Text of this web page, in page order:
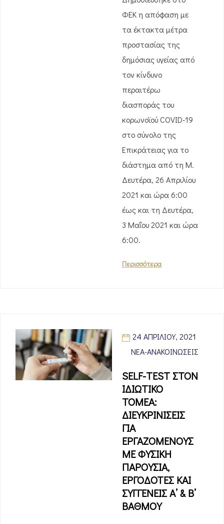
ΦΕΚ η απόφαση με
τα έκτακτα μέτρα
προστασίας της
δημόσιας υγείας από
τον κίνδυνο
περαιτέρω
διασποράς του
κορωνοϊού COVID-19
στο σύνολο της
Επικράτειας για το
διάστημα από τη Μ.
Δευτέρα, 26 Απριλίου
2021 και ώρα 6:00
έως και τη Δευτέρα,
3 Μαΐου 2021 και ώρα
6:00.
Περισσότερα
24 ΑΠΡΙΛΊΟΥ, 2021
ΝΈΑ-ΑΝΑΚΟΙΝΏΣΕΙΣ
SELF-TEST ΣΤΟΝ
ΙΔΙΩΤΙΚΟ
ΤΟΜΕΑ:
ΔΙΕΥΚΡΙΝΙΣΕΙΣ
ΓΙΑ
ΕΡΓΑΖΟΜΕΝΟΥΣ
ΜΕ ΦΥΣΙΚΗ
ΠΑΡΟΥΣΙΑ,
ΕΡΓΟΔΟΤΕΣ ΚΑΙ
ΣΥΓΓΕΝΕΙΣ Α’ & Β’
ΒΑΘΜΟΥ